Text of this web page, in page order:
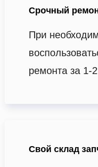
Срочный
При
ремонта за 1-
Свой склад